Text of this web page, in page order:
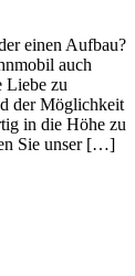
einen Aufbau?
auch
Liebe zu
der Möglichkeit
in die Höhe zu
Sie unser […]